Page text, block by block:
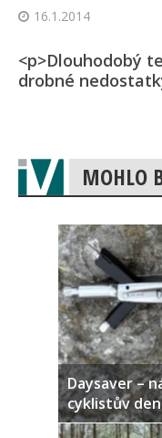
16.1.2014
<p>Dlouhodobý
drobné
MOHLO
Daysaver –
cyklistův den